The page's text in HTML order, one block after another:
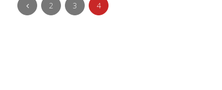
2 3 4